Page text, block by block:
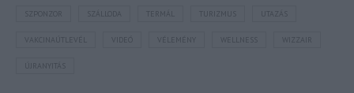
SZPONZOR SZÁLLODA TERMÁL TURIZMUS UTAZÁS
VAKCINAÚTLEVÉL WIZZAIR
ÚJRANYITÁS